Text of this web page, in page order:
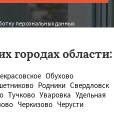
персональных данных
городах области:
Обухово
Родники Свердловск
Тучково Уваровка Удельная
Черкизово Черусти